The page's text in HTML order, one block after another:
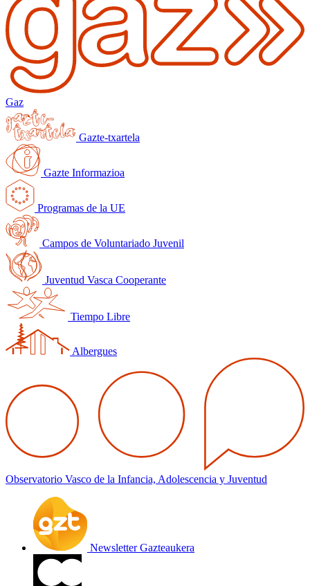
Gaz
Gazte-txartela
Gazte Informazioa
Programas de la UE
Campos de Voluntariado Juvenil
Juventud Vasca Cooperante
Tiempo Libre
Albergues
Observatorio Vasco de la Infancia, Adolescencia y Juventud
Newsletter Gazteaukera